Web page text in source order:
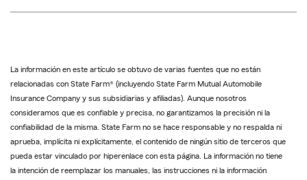
La información en este artículo se obtuvo de varias fuentes que no están
relacionadas con State Farm® (incluyendo State Farm Mutual Automobile
Insurance Company y sus subsidiarias y afiliadas). Aunque nosotros
consideramos que es confiable y precisa, no garantizamos la precisión ni la
confiabilidad de la misma. State Farm no se hace responsable y no respalda ni
aprueba, implícita ni explícitamente, el contenido de ningún sitio de terceros que
pueda estar vinculado por hiperenlace con esta página. La información no tiene
la intención de reemplazar los manuales, las instrucciones ni la información